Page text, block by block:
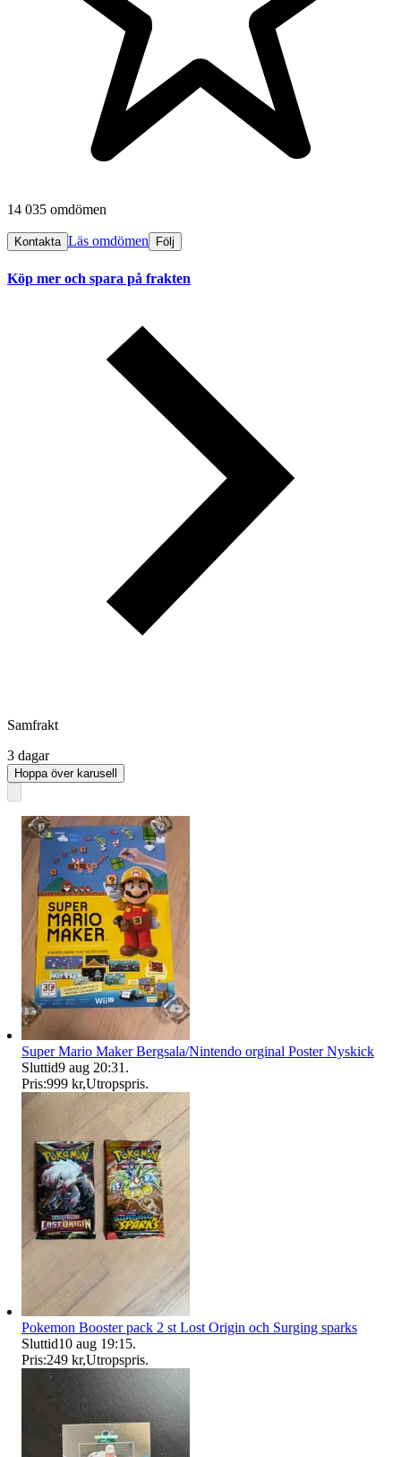
14 035 omdömen
Kontakta Läs omdömen Följ
Köp mer och spara på frakten
Samfrakt
3 dagar
Hoppa över karusell
Super Mario Maker Bergsala/Nintendo orginal Poster Nyskick
Sluttid9 aug 20:31 .
Pris:999 kr,Utropspris.
Pokemon Booster pack 2 st Lost Origin och Surging sparks
Sluttid10 aug 19:15.
Pris:249 kr,Utropspris.